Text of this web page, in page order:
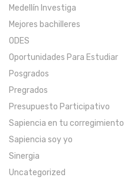
Medellín Investiga
Mejores bachilleres
ODES
Oportunidades Para Estudiar
Posgrados
Pregrados
Presupuesto Participativo
Sapiencia en tu corregimiento
Sapiencia soy yo
Sinergia
Uncategorized